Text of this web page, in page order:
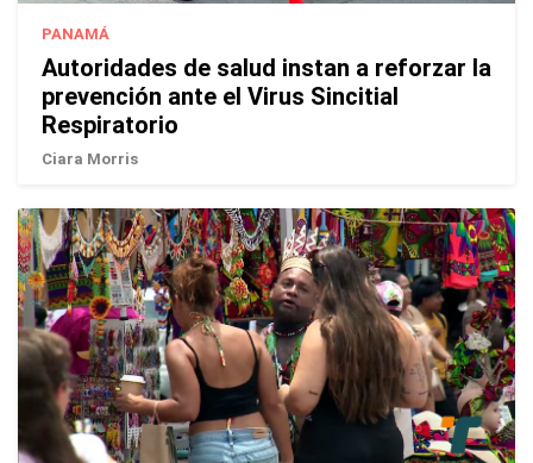
PANAMÁ
Autoridades de salud instan a reforzar la
prevención ante el Virus Sincitial
Respiratorio
Ciara Morris